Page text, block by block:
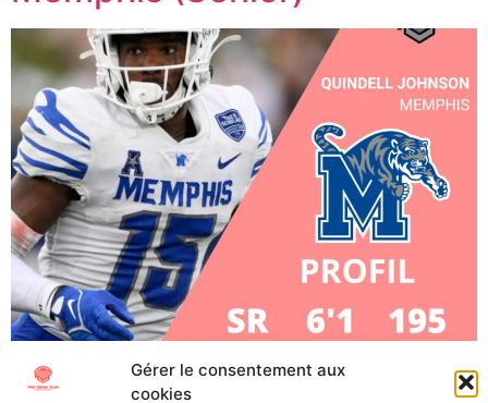
Gérer le consentement aux
cookies
Quindell Johnson, Safety, Memphis (Senior) À l’approche